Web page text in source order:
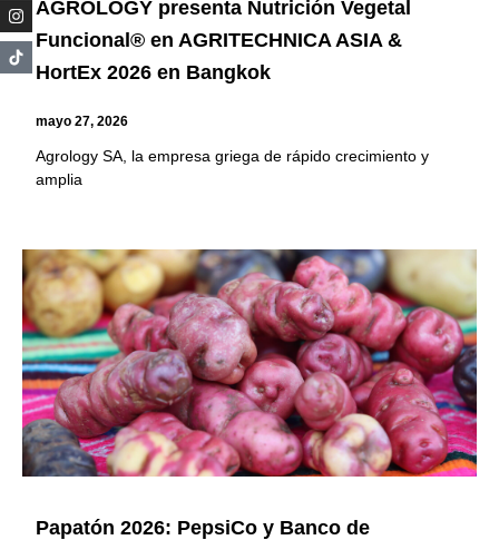
AGROLOGY presenta Nutrición Vegetal
Funcional® en AGRITECHNICA ASIA &
HortEx 2026 en Bangkok
mayo 27, 2026
Agrology SA, la empresa griega de rápido crecimiento y
amplia
Papatón 2026: PepsiCo y Banco de